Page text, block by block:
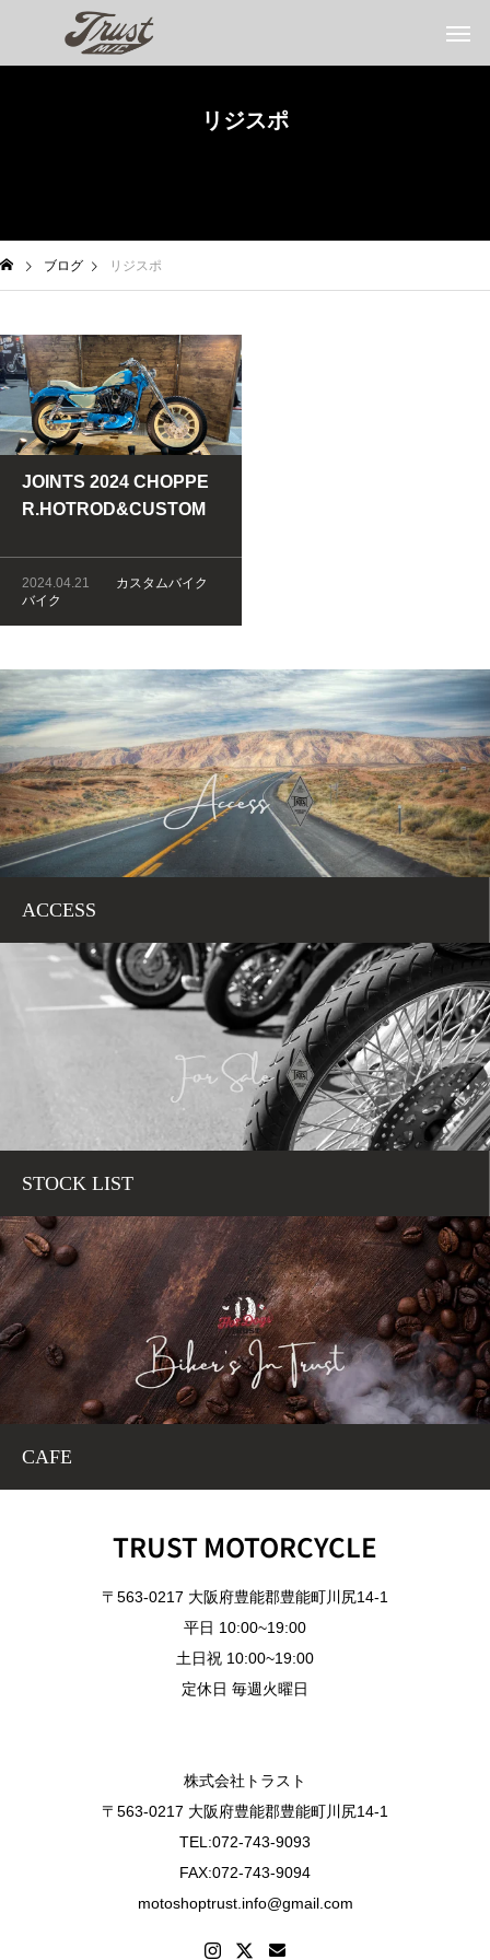
リジスポ
ブログ リジスポ
JOINTS 2024 CHOPPE
R.HOTROD&CUSTOM
2024.04.21
カスタムバイク
バイク
ACCESS
STOCK LIST
CAFE
TRUST MOTORCYCLE
〒563-0217 大阪府豊能郡豊能町川尻14-1
平日 10:00~19:00
土日祝 10:00~19:00
定休日 毎週火曜日
株式会社トラスト
〒563-0217 大阪府豊能郡豊能町川尻14-1
TEL:072-743-9093
FAX:072-743-9094
motoshoptrust.info@gmail.com